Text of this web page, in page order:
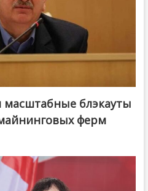
масштабные блэкауты
ферм